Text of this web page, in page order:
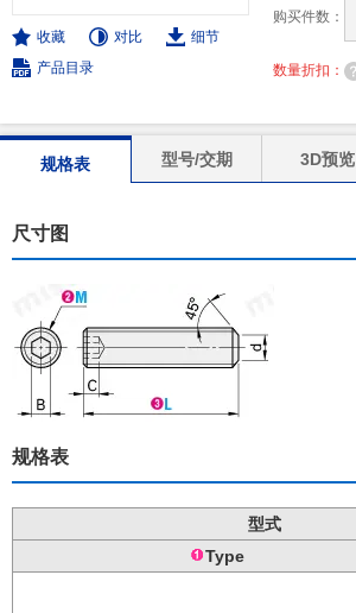
收藏 对比
细节
产品目录
购买件数：
数量折扣：
规格表 型号/交期 3D预览
尺寸图
规格表
型式
Type